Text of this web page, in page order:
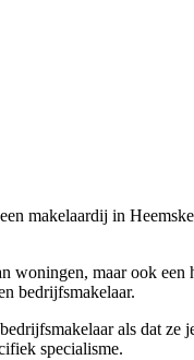
makelaardij in
woningen, maar ook
bedrijfsmakelaar.
als dat
specialisme.